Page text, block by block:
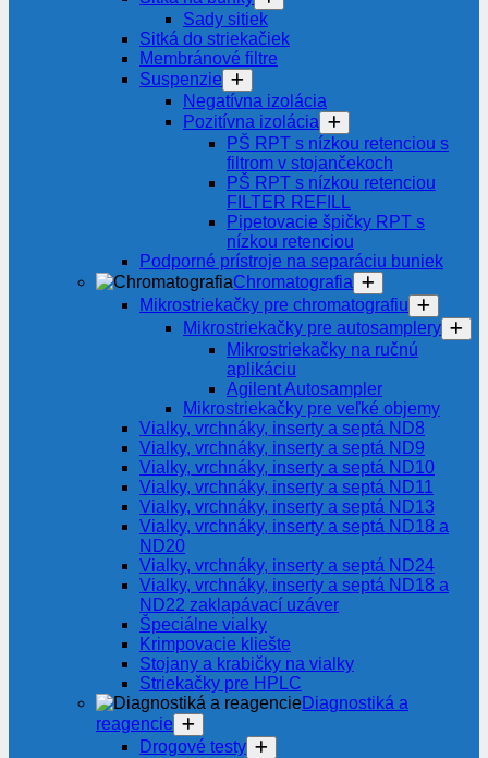
Sady sitiek
Sitká do striekačiek
Membránové filtre
Suspenzie
Negatívna izolácia
Pozitívna izolácia
PŠ RPT s nízkou retenciou s
filtrom v stojančekoch
PŠ RPT s nízkou retenciou
FILTER REFILL
Pipetovacie špičky RPT s
nízkou retenciou
Podporné prístroje na separáciu buniek
Chromatografia
Mikrostriekačky pre chromatografiu
Mikrostriekačky pre autosamplery
Mikrostriekačky na ručnú
aplikáciu
Agilent Autosampler
Mikrostriekačky pre veľké objemy
Vialky, vrchnáky, inserty a septá ND8
Vialky, vrchnáky, inserty a septá ND9
Vialky, vrchnáky, inserty a septá ND10
Vialky, vrchnáky, inserty a septá ND11
Vialky, vrchnáky, inserty a septá ND13
Vialky, vrchnáky, inserty a septá ND18 a
ND20
Vialky, vrchnáky, inserty a septá ND24
Vialky, vrchnáky, inserty a septá ND18 a
ND22 zaklapávací uzáver
Špeciálne vialky
Krimpovacie kliešte
Stojany a krabičky na vialky
Striekačky pre HPLC
Diagnostiká a
reagencie
Drogové testy